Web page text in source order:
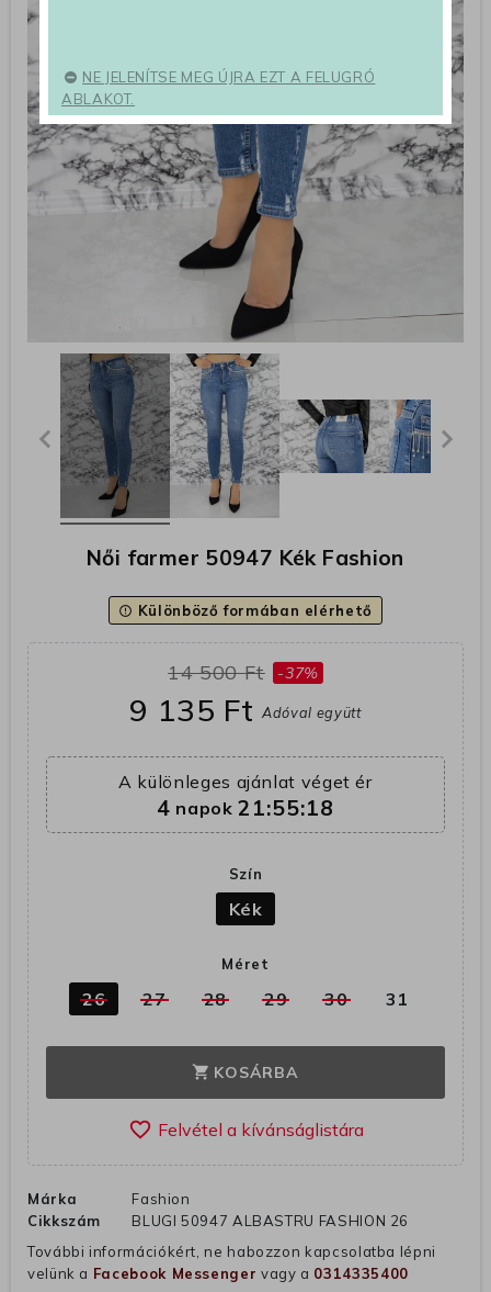
Női farmer 50947 Kék Fashion
error_outline Különböző formában elérhető
14 500 Ft -37%
9 135 FtAdóval együtt
A különleges ajánlat véget ér
4 napok 21:55:17
Szín
Kék
Méret
26 27 28 29 30 31
shopping_cart KOSÁRBA
favorite_border
Márka
Fashion
Cikkszám
BLUGI 50947 ALBASTRU FASHION 26
További információkért, ne habozzon kapcsolatba lépni
velünk a Facebook Messenger vagy a 0314335400
NE JELENÍTSE MEG ÚJRA EZT A FELUGRÓ
ABLAKOT.